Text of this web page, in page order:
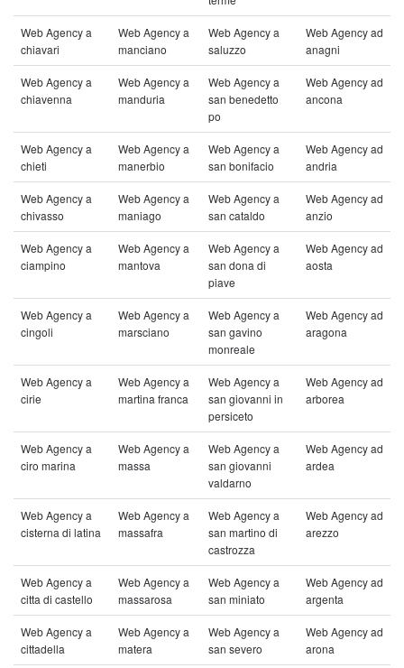
Web Agency a
chiavari
Web Agency a
manciano
Web Agency a
saluzzo
Web Agency ad
anagni
Web Agency a
chiavenna
Web Agency a
manduria
Web Agency a
san benedetto
po
Web Agency ad
ancona
Web Agency a
chieti
Web Agency a
manerbio
Web Agency a
san bonifacio
Web Agency ad
andria
Web Agency a
chivasso
Web Agency a
maniago
Web Agency a
san cataldo
Web Agency ad
anzio
Web Agency a
ciampino
Web Agency a
mantova
Web Agency a
san dona di
piave
Web Agency ad
aosta
Web Agency a
cingoli
Web Agency a
marsciano
Web Agency a
san gavino
monreale
Web Agency ad
aragona
Web Agency a
cirie
Web Agency a
martina franca
Web Agency a
san giovanni in
persiceto
Web Agency ad
arborea
Web Agency a
ciro marina
Web Agency a
massa
Web Agency a
san giovanni
valdarno
Web Agency ad
ardea
Web Agency a
cisterna di latina
Web Agency a
massafra
Web Agency a
san martino di
castrozza
Web Agency ad
arezzo
Web Agency a
citta di castello
Web Agency a
massarosa
Web Agency a
san miniato
Web Agency ad
argenta
Web Agency a
cittadella
Web Agency a
matera
Web Agency a
san severo
Web Agency ad
arona